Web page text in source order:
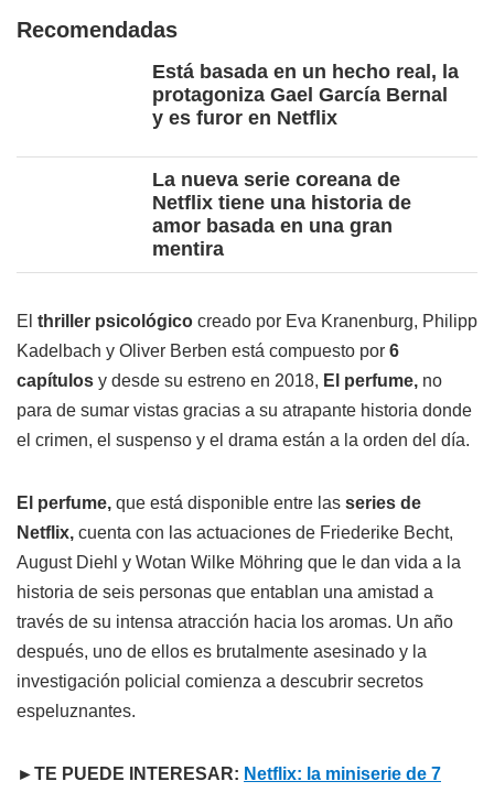
Recomendadas
Está basada en un hecho real, la
protagoniza Gael García Bernal
y es furor en Netflix
La nueva serie coreana de
Netflix tiene una historia de
amor basada en una gran
mentira
El thriller psicológico creado por Eva Kranenburg, Philipp
Kadelbach y Oliver Berben está compuesto por 6
capítulos y desde su estreno en 2018, El perfume, no
para de sumar vistas gracias a su atrapante historia donde
el crimen, el suspenso y el drama están a la orden del día.
El perfume, que está disponible entre las series de
Netflix, cuenta con las actuaciones de Friederike Becht,
August Diehl y Wotan Wilke Möhring que le dan vida a la
historia de seis personas que entablan una amistad a
través de su intensa atracción hacia los aromas. Un año
después, uno de ellos es brutalmente asesinado y la
investigación policial comienza a descubrir secretos
espeluznantes.
►TE PUEDE INTERESAR: Netflix: la miniserie de 7